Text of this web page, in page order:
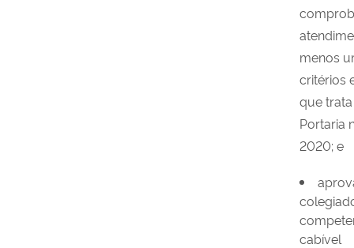
menos
critérios
que
Portaria
2020; e
cabível